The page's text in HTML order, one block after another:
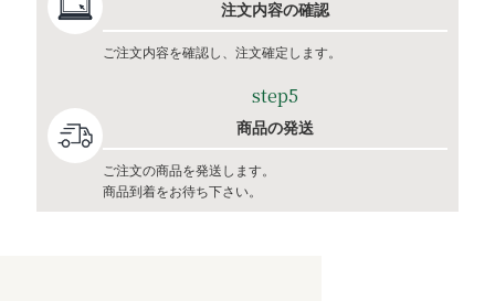
注文内容の確認
ご注文内容を確認し、注文確定します。
step5
商品の発送
ご注文の商品を発送します。
商品到着をお待ち下さい。